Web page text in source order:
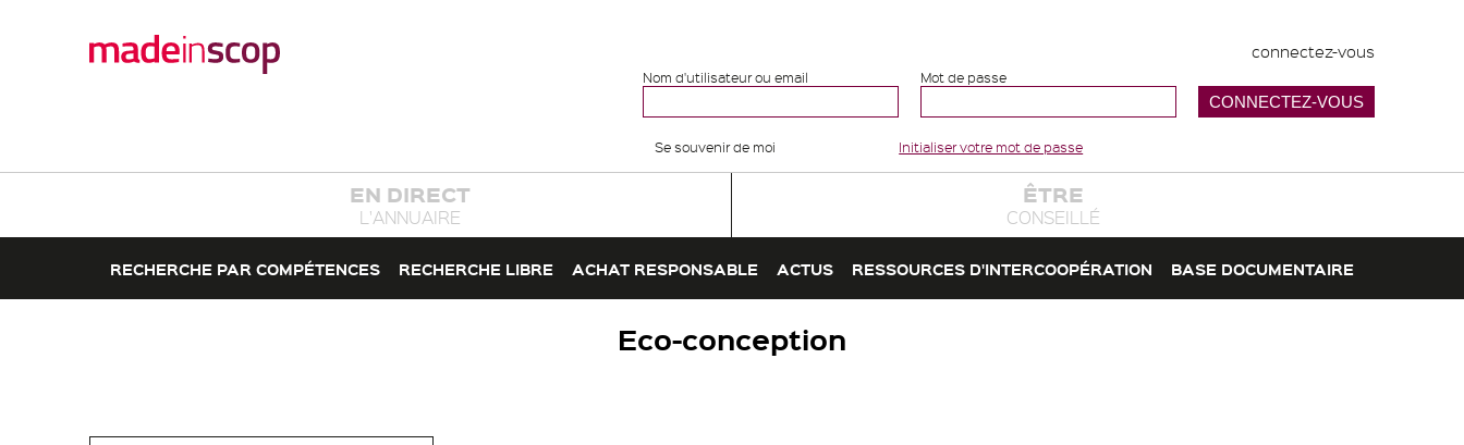
connectez-vous
Nom d'utilisateur ou email Mot de passe
Se souvenir de moi Initialiser votre mot de passe
EN DIRECT
L'ANNUAIRE
ÊTRE
CONSEILLÉ
RECHERCHE PAR COMPÉTENCES RECHERCHE LIBRE ACHAT RESPONSABLE ACTUS RESSOURCES D'INTERCOOPÉRATION BASE DOCUMENTAIRE
Eco-conception